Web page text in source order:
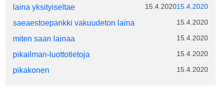
15.4.2020
laina yksityiseltae 15.4.2020
saeaestoepankki vakuudeton laina 15.4.2020
miten saan lainaa 15.4.2020
pikailman-luottotietoja 15.4.2020
pikakonen 15.4.2020